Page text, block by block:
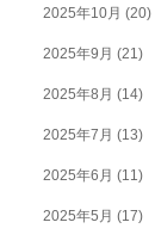
2025年10月 (20)
2025年9月 (21)
2025年8月 (14)
2025年7月 (13)
2025年6月 (11)
2025年5月 (17)